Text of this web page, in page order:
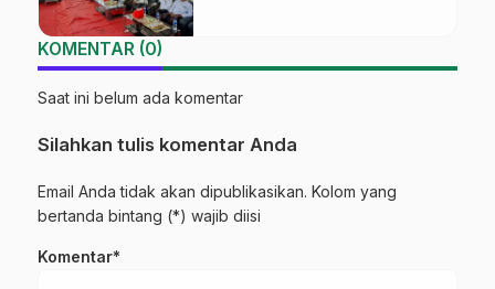
KOMENTAR (0)
Saat ini belum ada komentar
Silahkan tulis komentar Anda
Email Anda tidak akan dipublikasikan. Kolom yang
bertanda bintang (*) wajib diisi
Komentar*